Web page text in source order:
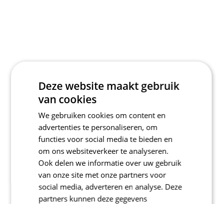
Deze website maakt gebruik
van cookies
We gebruiken cookies om content en
advertenties te personaliseren, om
functies voor social media te bieden en
om ons websiteverkeer te analyseren.
Ook delen we informatie over uw gebruik
van onze site met onze partners voor
social media, adverteren en analyse. Deze
partners kunnen deze gegevens